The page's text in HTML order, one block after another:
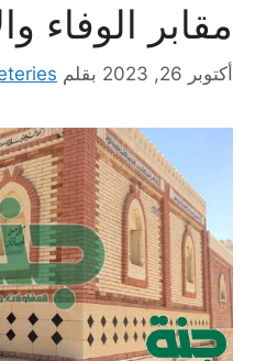
مقابر الوفاء
أكتوبر 26, 2023 بقلم